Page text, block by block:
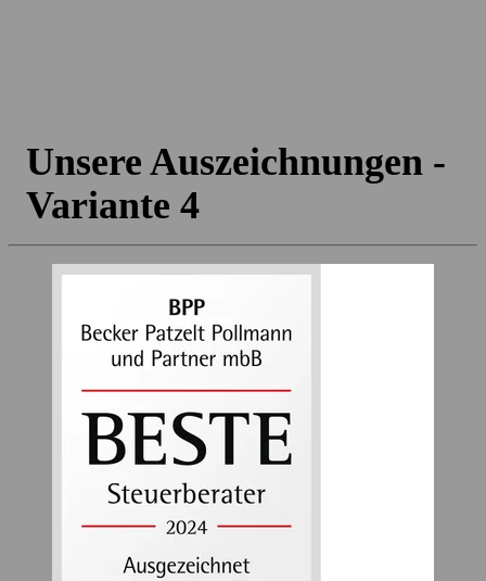
Unsere Auszeichnungen -
Variante 4